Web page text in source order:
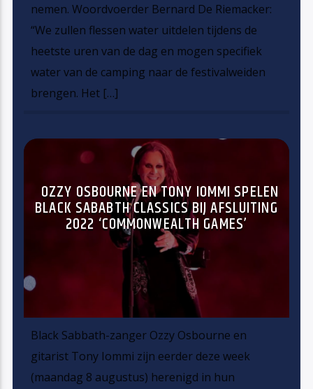
nemen. Woordvoerder Bernard De Riemacker:
“We zullen flessen water uitdelen tijdens de
heetste uren van de dag en mogen specifiek
water van de camping naar de festivalweiden
brengen. Het […]
OZZY OSBOURNE EN TONY IOMMI SPELEN
BLACK SABABTH CLASSICS BIJ AFSLUITING
2022 ‘COMMONWEALTH GAMES’
Black Sabbath-zanger Ozzy Osbourne en
gitarist Tony Iommi zijn eerder deze week
(maandag 8 augustus) herenigd in hun